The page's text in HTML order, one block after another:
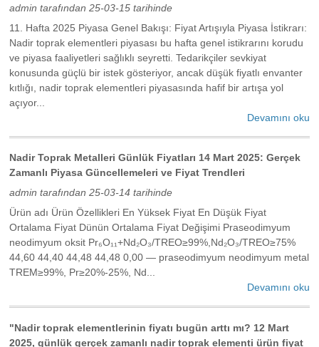
admin tarafından 25-03-15 tarihinde
11. Hafta 2025 Piyasa Genel Bakışı: Fiyat Artışıyla Piyasa İstikrarı:
Nadir toprak elementleri piyasası bu hafta genel istikrarını korudu
ve piyasa faaliyetleri sağlıklı seyretti. Tedarikçiler sevkiyat
konusunda güçlü bir istek gösteriyor, ancak düşük fiyatlı envanter
kıtlığı, nadir toprak elementleri piyasasında hafif bir artışa yol
açıyor...
Devamını oku
Nadir Toprak Metalleri Günlük Fiyatları 14 Mart 2025: Gerçek
Zamanlı Piyasa Güncellemeleri ve Fiyat Trendleri
admin tarafından 25-03-14 tarihinde
Ürün adı Ürün Özellikleri En Yüksek Fiyat En Düşük Fiyat
Ortalama Fiyat Dünün Ortalama Fiyat Değişimi Praseodimyum
neodimyum oksit Pr₆O₁₁+Nd₂O₃/TREO≥99%,Nd₂O₃/TREO≥75%
44,60 44,40 44,48 44,48 0,00 — praseodimyum neodimyum metal
TREM≥99%, Pr≥20%-25%, Nd...
Devamını oku
"Nadir toprak elementlerinin fiyatı bugün arttı mı? 12 Mart
2025, günlük gerçek zamanlı nadir toprak elementi ürün fiyat